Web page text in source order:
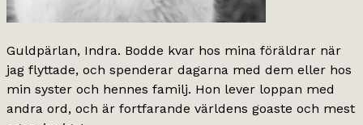
Guldpärlan, Indra. Bodde kvar hos mina föräldrar när
jag flyttade, och spenderar dagarna med dem eller hos
min syster och hennes familj. Hon lever loppan med
andra ord, och är fortfarande världens goaste och mest